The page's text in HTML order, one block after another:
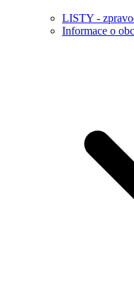
LISTY -
Informace o